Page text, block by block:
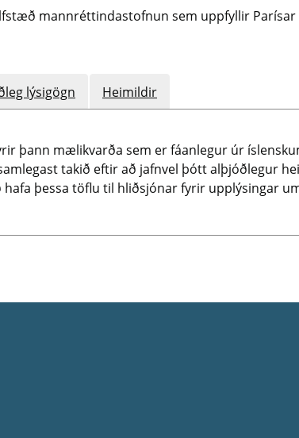
mannréttindastofnun sem uppfyllir
lýsigögn Heimildir
þann mælikvarða sem er fáanlegur úr
takið eftir að jafnvel þótt alþjóðlegur
hafa þessa töflu til hliðsjónar fyrir upplýsingar